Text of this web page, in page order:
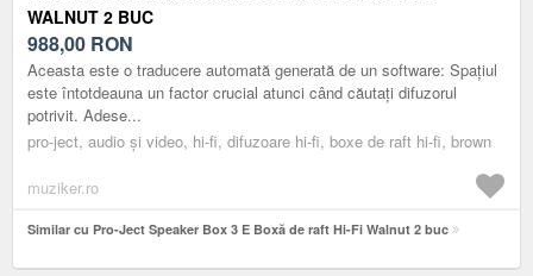
WALNUT 2 BUC
988,00 RON
Aceasta este o traducere automată generată de un software: Spațiul
este întotdeauna un factor crucial atunci când căutați difuzorul
potrivit. Adese...
pro-ject, audio și video, hi-fi, difuzoare hi-fi, boxe de raft hi-fi, brown
muziker.ro
Similar cu Pro-Ject Speaker Box 3 E Boxă de raft Hi-Fi Walnut 2 buc